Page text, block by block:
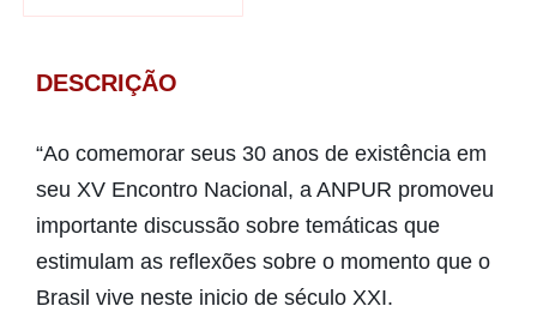
DESCRIÇÃO
“Ao comemorar seus 30 anos de existência em
seu XV Encontro Nacional, a ANPUR promoveu
importante discussão sobre temáticas que
estimulam as reflexões sobre o momento que o
Brasil vive neste inicio de século XXI.